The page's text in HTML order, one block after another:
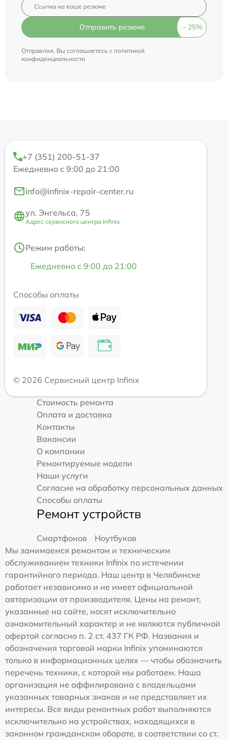
Отправить резюме
Отправляя, Вы соглашаетесь с политикой
конфиденциальности
+7 (351) 200-51-37
Ежедневно с 9:00 до 21:00
info@infinix-repair-center.ru
ул. Энгельса, 75
Адрес сервисного центра Infinix
Режим работы:
Ежедневно с 9:00 до 21:00
Способы оплаты
© 2026 Сервисный центр Infinix
Стоимость ремонта
Оплата и доставка
Контакты
Вакансии
О компании
Ремонтируемые модели
Наши услуги
Согласие на обработку персональных данных
Способы оплаты
Ремонт устройств
Смартфонов
Ноутбуков
Мы занимаемся ремонтом и техническим
обслуживанием техники Infinix по истечении
гарантийного периода. Наш центр в Челябинске
работает независимо и не имеет официальной
авторизации от производителя. Цены на ремонт,
указанные на сайте, носят исключительно
ознакомительный характер и не являются публичной
офертой согласно п. 2 ст. 437 ГК РФ. Названия и
обозначения торговой марки Infinix упоминаются
только в информационных целях — чтобы обозначить
перечень техники, с которой мы работаем. Наша
организация не аффилирована с владельцами
указанных товарных знаков и не представляет их
интересы. Все виды ремонтных работ выполняются
исключительно на устройствах, находящихся в
законном гражданском обороте, в соответствии со ст.